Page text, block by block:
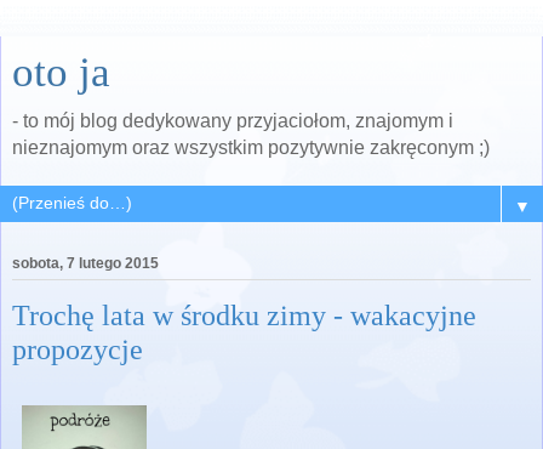
oto ja
- to mój blog dedykowany przyjaciołom, znajomym i
nieznajomym oraz wszystkim pozytywnie zakręconym ;)
▼
sobota, 7 lutego 2015
Trochę lata w środku zimy - wakacyjne
propozycje